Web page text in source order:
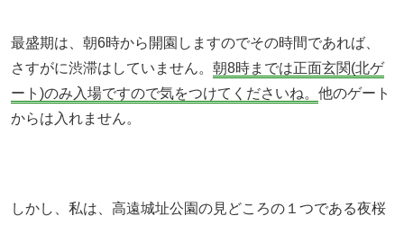
最盛期は、朝6時から開園しますのでその時間であれば、
さすがに渋滞はしていません。 朝8時までは正面玄関(北ゲ
ート)のみ入場ですので気をつけてくださいね。 他のゲート
からは入れません。
しかし、私は、高遠城址公園の見どころの１つである夜桜